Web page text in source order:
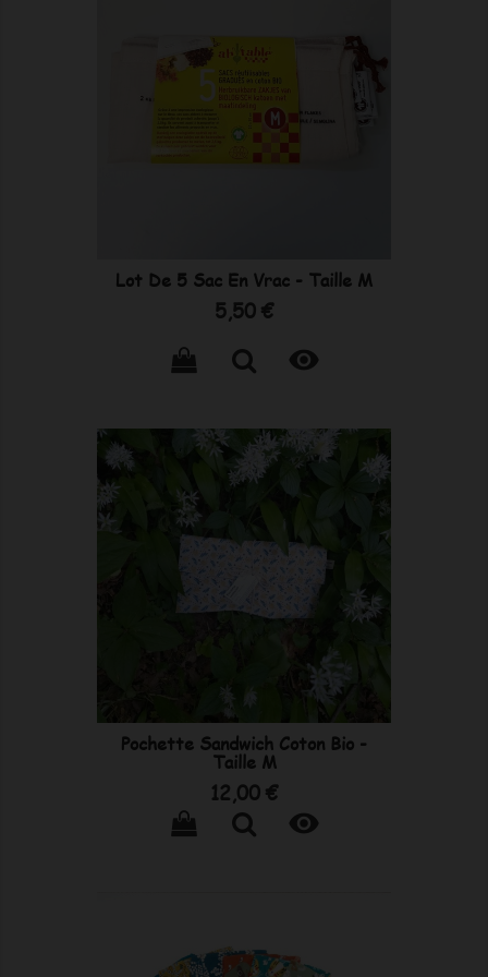
Lot De 5 Sac En Vrac - Taille M
Prix
5,50 €

Pochette Sandwich Coton Bio -
Taille M
Prix
12,00 €
